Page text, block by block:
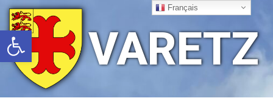
Ouvrir la barre d’outils
Aller
au
contenu
VARETZ
Français